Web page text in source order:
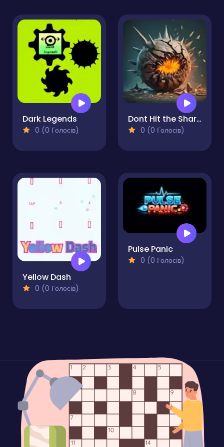
Dark Legends
0 (0 Голосів)
Dont Hit the Sharp!
0 (0 Голосів)
Yellow Dash
0 (0 Голосів)
Pulse Panic
0 (0 Голосів)